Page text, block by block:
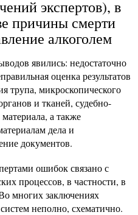
экспертов), в
причины смерти
алкоголем
явились: недостаточно
оценка результатов
трупа, микроскопического
и тканей, судебно-
а также
дела и
документов.
ошибок связано с
процессов, в частности, в
многих заключениях
неполно, схематично.